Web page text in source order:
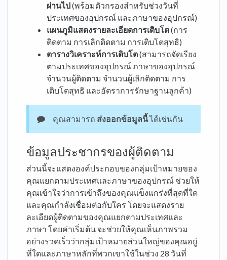
ผ่านไป(พร้อมตัวกรองสำหรับช่วงวันที่
ประเทศของอุปกรณ์ และภาษาของอุปกรณ์)
แผนภูมิแสดงรายละเอียดการเติบโต(การ
ติดตาม การเลิกติดตาม การเติบโตสุทธิ)
ตารางวิเคราะห์การเติบโต(สามารถจัดเรียง
ตามประเทศของอุปกรณ์ ภาษาของอุปกรณ์
จำนวนผู้ติดตาม จำนวนผู้เลิกติดตาม การ
เติบโตสุทธิ และอัตราการรักษาฐานลูกค้า)
คุณสามารถ ส่งออกข้อมูลนี้ได้เช่นกัน
ข้อมูลประชากรของผู้ติดตาม
ส่วนนี้จะแสดงองค์ประกอบของกลุ่มเป้าหมายของ
คุณแยกตามประเทศและภาษาของอุปกรณ์ ช่วยให้
คุณเข้าใจว่าการเข้าถึงของคุณแข็งแกร่งที่สุดที่ใด
และคุณกำลังเชื่อมต่อกับใคร โดยจะแสดงราย
ละเอียดผู้ติดตามของคุณแยกตามประเทศและ
ภาษา โดยค่าเริ่มต้น จะช่วยให้คุณเห็นภาพรวม
อย่างรวดเร็วว่ากลุ่มเป้าหมายส่วนใหญ่ของคุณอยู่
ที่ใดและภาษาหลักที่พวกเขาใช้ในช่วง 28 วันที่